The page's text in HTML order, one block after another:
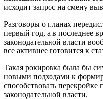
исходит запрос на смену
Разговоры о планах
первый год, а в последнее
законодательной власти
все активнее готовится к
Такая рокировка была бы
новыми подходами к
способствовать перекройке
законодательной власти.